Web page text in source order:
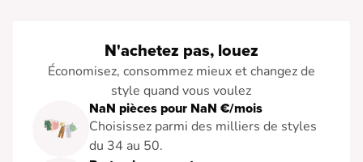
N'achetez pas, louez
Économisez, consommez mieux et changez de
style quand vous voulez
NaN pièces pour NaN €/mois
Choisissez parmi des milliers de styles
du 34 au 50.